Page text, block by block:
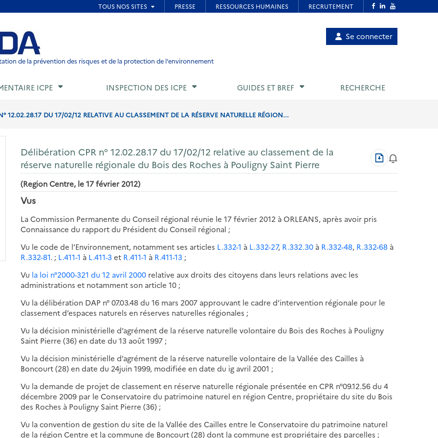
de page
de la prévention des risques et de la protection de l'environnement
Menu
utilisateur
Se connecter
ICPE INSPECTION DES ICPE GUIDES ET BREF RECHERCHE
12.02.28.17 DU 17/02/12 RELATIVE AU CLASSEMENT DE LA RÉSERVE NATURELLE RÉGION...
Délibération CPR n° 12.02.28.17 du 17/02/12 relative au classement de la
réserve naturelle régionale du Bois des Roches à Pouligny Saint Pierre
Télécharger
au
format
(Region Centre, le 17 février 2012)
Vus
La Commission Permanente du Conseil régional réunie le 17 février 2012 à ORLEANS, après avoir pris
Connaissance du rapport du Président du Conseil régional ;
Vu le code de l’Environnement, notamment ses articles L.332-1 à L.332-27, R.332.30 à R.332-48, R.332-68 à
R.332-81. ; L.411-1 à L.411-3 et R.411-1 à R.411-13 ;
Vu la loi n°2000-321 du 12 avril 2000 relative aux droits des citoyens dans leurs relations avec les
administrations et notamment son article 10 ;
Vu la délibération DAP n° 07.03.48 du 16 mars 2007 approuvant le cadre d’intervention régionale pour le
classement d’espaces naturels en réserves naturelles régionales ;
Vu la décision ministérielle d’agrément de la réserve naturelle volontaire du Bois des Roches à Pouligny
Saint Pierre (36) en date du 13 août 1997 ;
Vu la décision ministérielle d’agrément de la réserve naturelle volontaire de la Vallée des Cailles à
Boncourt (28) en date du 24juin 1999, modifiée en date du ig avril 2001 ;
Vu la demande de projet de classement en réserve naturelle régionale présentée en CPR n°09.12.56 du 4
décembre 2009 par le Conservatoire du patrimoine naturel en région Centre, propriétaire du site du Bois
des Roches à Pouligny Saint Pierre (36) ;
Vu la convention de gestion du site de la Vallée des Cailles entre le Conservatoire du patrimoine naturel
de la région Centre et la commune de Boncourt (28) dont la commune est propriétaire des parcelles ;